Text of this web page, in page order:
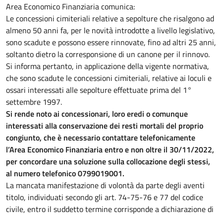
Area Economico Finanziaria comunica:
Le concessioni cimiteriali relative a sepolture che risalgono ad
almeno 50 anni fa, per le novità introdotte a livello legislativo,
sono scadute e possono essere rinnovate, fino ad altri 25 anni,
soltanto dietro la corresponsione di un canone per il rinnovo.
Si informa pertanto, in applicazione della vigente normativa,
che sono scadute le concessioni cimiteriali, relative ai loculi e
ossari interessati alle sepolture effettuate prima del 1°
settembre 1997.
Si rende noto ai concessionari, loro eredi o comunque
interessati alla conservazione dei resti mortali del proprio
congiunto, che è necessario contattare telefonicamente
l’Area Economico Finanziaria entro e non oltre il 30/11/2022,
per concordare una soluzione sulla collocazione degli stessi,
al numero telefonico 0799019001.
La mancata manifestazione di volontà da parte degli aventi
titolo, individuati secondo gli art. 74-75-76 e 77 del codice
civile, entro il suddetto termine corrisponde a dichiarazione di